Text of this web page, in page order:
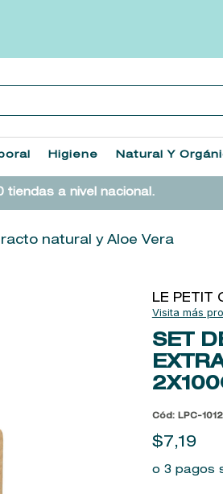
Higiene Natural Y
tiendas a nivel nacional.
natural y Aloe Vera
LE PETIT
SET
Cód : LPC-
$ 7,19
o 3 pagos